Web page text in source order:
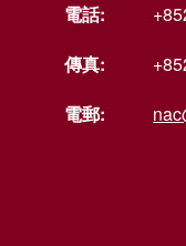
電話:
傳真:
電郵: